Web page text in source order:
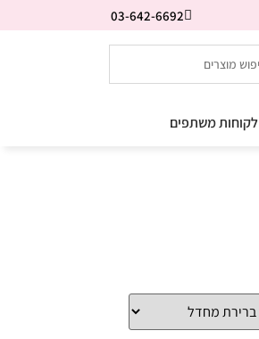
03-642-6692
לקוחות משתפים